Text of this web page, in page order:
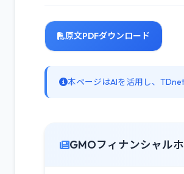
原文PDFダウンロード
本ページはAIを活用し、
GMOフィナンシャル